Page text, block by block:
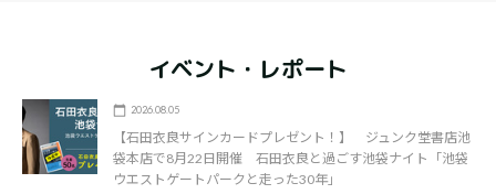
イベント・レポート
2026.08.05
【石田衣良サインカードプレゼント！】 ジュンク堂書店池
袋本店で8月22日開催 石田衣良と過ごす池袋ナイト「池袋
ウエストゲートパークと走った30年」